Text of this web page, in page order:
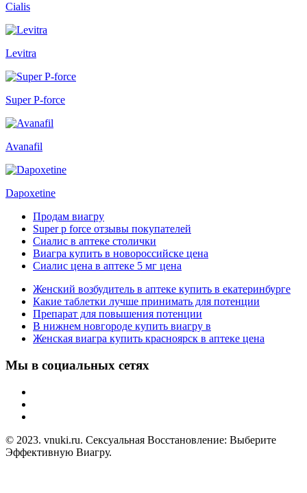
Cialis
Levitra
Super P-force
Avanafil
Dapoxetine
Продам виагру
Super p force отзывы покупателей
Сиалис в аптеке столички
Виагра купить в новороссийске цена
Сиалис цена в аптеке 5 мг цена
Женский возбудитель в аптеке купить в екатеринбурге
Какие таблетки лучше принимать для потенции
Препарат для повышения потенции
В нижнем новгороде купить виагру в
Женская виагра купить красноярск в аптеке цена
Мы в социальных сетях
© 2023. vnuki.ru. Сексуальная Восстановление: Выберите
Эффективную Виагру.